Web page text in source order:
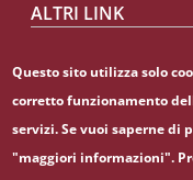
ALTRI LINK
CIAO
Sapienza Store
Questo sito utilizza solo
corretto funzionamento
servizi. Se vuoi saperne di
"maggiori informazioni".